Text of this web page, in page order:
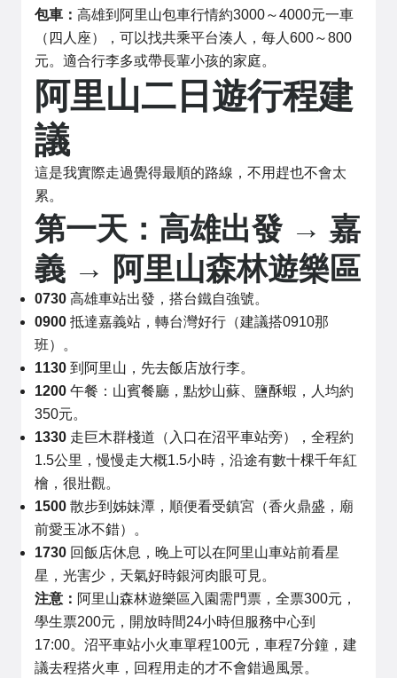
包車： 高雄到阿里山包車行情約3000～4000元一車
（四人座），可以找共乘平台湊人，每人600～800
元。適合行李多或帶長輩小孩的家庭。
阿里山二日遊行程建
議
這是我實際走過覺得最順的路線，不用趕也不會太
累。
第一天：高雄出發 → 嘉
義 → 阿里山森林遊樂區
0730 高雄車站出發，搭台鐵自強號。
0900 抵達嘉義站，轉台灣好行（建議搭0910那
班）。
1130 到阿里山，先去飯店放行李。
1200 午餐：山賓餐廳，點炒山蘇、鹽酥蝦，人均約
350元。
1330 走巨木群棧道（入口在沼平車站旁），全程約
1.5公里，慢慢走大概1.5小時，沿途有數十棵千年紅
檜，很壯觀。
1500 散步到姊妹潭，順便看受鎮宮（香火鼎盛，廟
前愛玉冰不錯）。
1730 回飯店休息，晚上可以在阿里山車站前看星
星，光害少，天氣好時銀河肉眼可見。
注意： 阿里山森林遊樂區入園需門票，全票300元，
學生票200元，開放時間24小時但服務中心到
17:00。沼平車站小火車單程100元，車程7分鐘，建
議去程搭火車，回程用走的才不會錯過風景。